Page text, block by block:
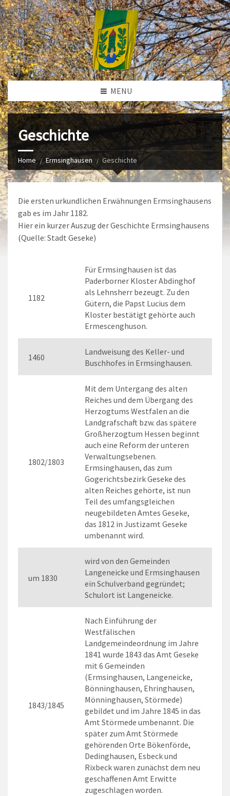
MENU
Geschichte
Home Ermsinghausen Geschichte
Die ersten urkundlichen Erwähnungen Ermsinghausens
gab es im Jahr 1182.
Hier ein kurzer Auszug der Geschichte Ermsinghausens
(Quelle: Stadt Geseke)
1182
Für Ermsinghausen ist das
Paderborner Kloster Abdinghof
als Lehnsherr bezeugt. Zu den
Gütern, die Papst Lucius dem
Kloster bestätigt gehörte auch
Ermescenghuson.
1460
Landweisung des Keller- und
Buschhofes in Ermsinghausen.
1802/1803
Mit dem Untergang des alten
Reiches und dem Übergang des
Herzogtums Westfalen an die
Landgrafschaft bzw. das spätere
Großherzogtum Hessen beginnt
auch eine Reform der unteren
Verwaltungsebenen.
Ermsinghausen, das zum
Gogerichtsbezirk Geseke des
alten Reiches gehörte, ist nun
Teil des umfangsgleichen
neugebildeten Amtes Geseke,
das 1812 in Justizamt Geseke
umbenannt wird.
um 1830
wird von den Gemeinden
Langeneicke und Ermsinghausen
ein Schulverband gegründet;
Schulort ist Langeneicke.
1843/1845
Nach Einführung der
Westfälischen
Landgemeindeordnung im Jahre
1841 wurde 1843 das Amt Geseke
mit 6 Gemeinden
(Ermsinghausen, Langeneicke,
Bönninghausen, Ehringhausen,
Mönninghausen, Störmede)
gebildet und im Jahre 1845 in das
Amt Störmede umbenannt. Die
später zum Amt Störmede
gehörenden Orte Bökenförde,
Dedinghausen, Esbeck und
Rixbeck waren zunächst dem neu
geschaffenen Amt Erwitte
zugeschlagen worden.